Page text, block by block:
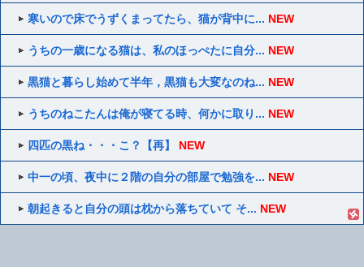
寒いので床でうずくまってたら、猫が背中に... NEW
うちの一歳になる猫は、私のほっぺたに自分... NEW
黒猫と暮らし始めて半年，黒猫も大変なのね... NEW
うちのねこたんは俺が寝てる時、何かに取り... NEW
四匹の黒ね・・・こ？【再】 NEW
中一の頃、夜中に２階の自分の部屋で勉強を... NEW
朝起きると自分の頭は枕から落ちていて そ... NEW